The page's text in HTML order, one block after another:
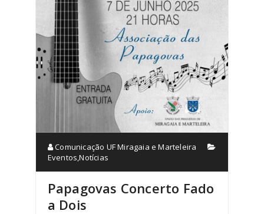
Comunicação UF Miragaia e Marteleira
Eventos,Notícias
Papagovas Concerto Fado
a Dois